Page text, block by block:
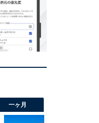
一ヶ月